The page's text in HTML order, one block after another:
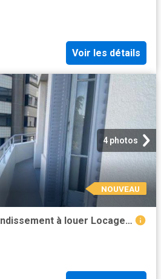
Voir les détails
4 photos
NOUVEAU
T3 à Lyon 3eme Arrondissement à louer Locagestion, expert en gestion locative